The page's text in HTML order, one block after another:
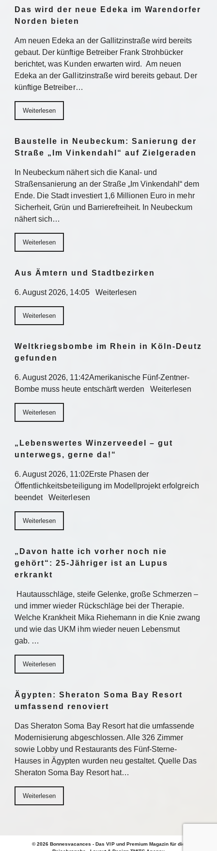
Das wird der neue Edeka im Warendorfer
Norden bieten
Am neuen Edeka an der Gallitzinstraße wird bereits
gebaut. Der künftige Betreiber Frank Strohbücker
berichtet, was Kunden erwarten wird. Am neuen
Edeka an der Gallitzinstraße wird bereits gebaut. Der
künftige Betreiber…
Weiterlesen
Baustelle in Neubeckum: Sanierung der
Straße „Im Vinkendahl“ auf Zielgeraden
In Neubeckum nähert sich die Kanal- und
Straßensanierung an der Straße „Im Vinkendahl“ dem
Ende. Die Stadt investiert 1,6 Millionen Euro in mehr
Sicherheit, Grün und Barrierefreiheit. In Neubeckum
nähert sich…
Weiterlesen
Aus Ämtern und Stadtbezirken
6. August 2026, 14:05 Weiterlesen
Weiterlesen
Weltkriegsbombe im Rhein in Köln-Deutz
gefunden
6. August 2026, 11:42Amerikanische Fünf-Zentner-
Bombe muss heute entschärft werden Weiterlesen
Weiterlesen
„Lebenswertes Winzerveedel – gut
unterwegs, gerne da!“
6. August 2026, 11:02Erste Phasen der
Öffentlichkeitsbeteiligung im Modellprojekt erfolgreich
beendet Weiterlesen
Weiterlesen
„Davon hatte ich vorher noch nie
gehört“: 25-Jähriger ist an Lupus
erkrankt
Hautausschläge, steife Gelenke, große Schmerzen –
und immer wieder Rückschläge bei der Therapie.
Welche Krankheit Mika Riehemann in die Knie zwang
und wie das UKM ihm wieder neuen Lebensmut
gab. …
Weiterlesen
Ägypten: Sheraton Soma Bay Resort
umfassend renoviert
Das Sheraton Soma Bay Resort hat die umfassende
Modernisierung abgeschlossen. Alle 326 Zimmer
sowie Lobby und Restaurants des Fünf-Sterne-
Hauses in Ägypten wurden neu gestaltet. Quelle Das
Sheraton Soma Bay Resort hat…
Weiterlesen
© 2026 Bonnesvacances - Das VIP und Premium Magazin für die